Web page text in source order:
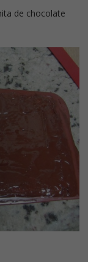
de chocolate